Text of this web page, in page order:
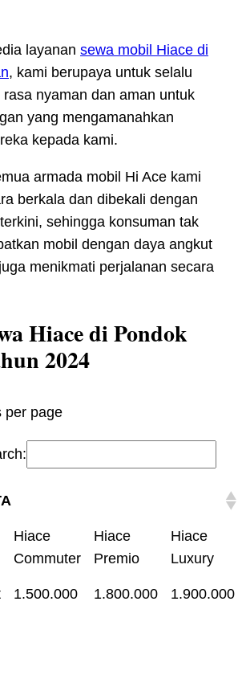
layanan sewa mobil Hiace di
, kami berupaya untuk selalu
nyaman dan aman untuk
yang mengamanahkan
kepada kami.
armada mobil Hi Ace kami
berkala dan dibekali dengan
sehingga konsuman tak
mobil dengan daya angkut
menikmati perjalanan secara
Hiace di Pondok
2024
per page
Hiace
Commuter
Hiace
Premio
Hiace
Luxury
1.500.000 1.800.000 1.900.000